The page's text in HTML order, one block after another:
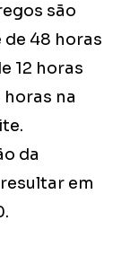
são
48 horas
12 horas
na
da
em